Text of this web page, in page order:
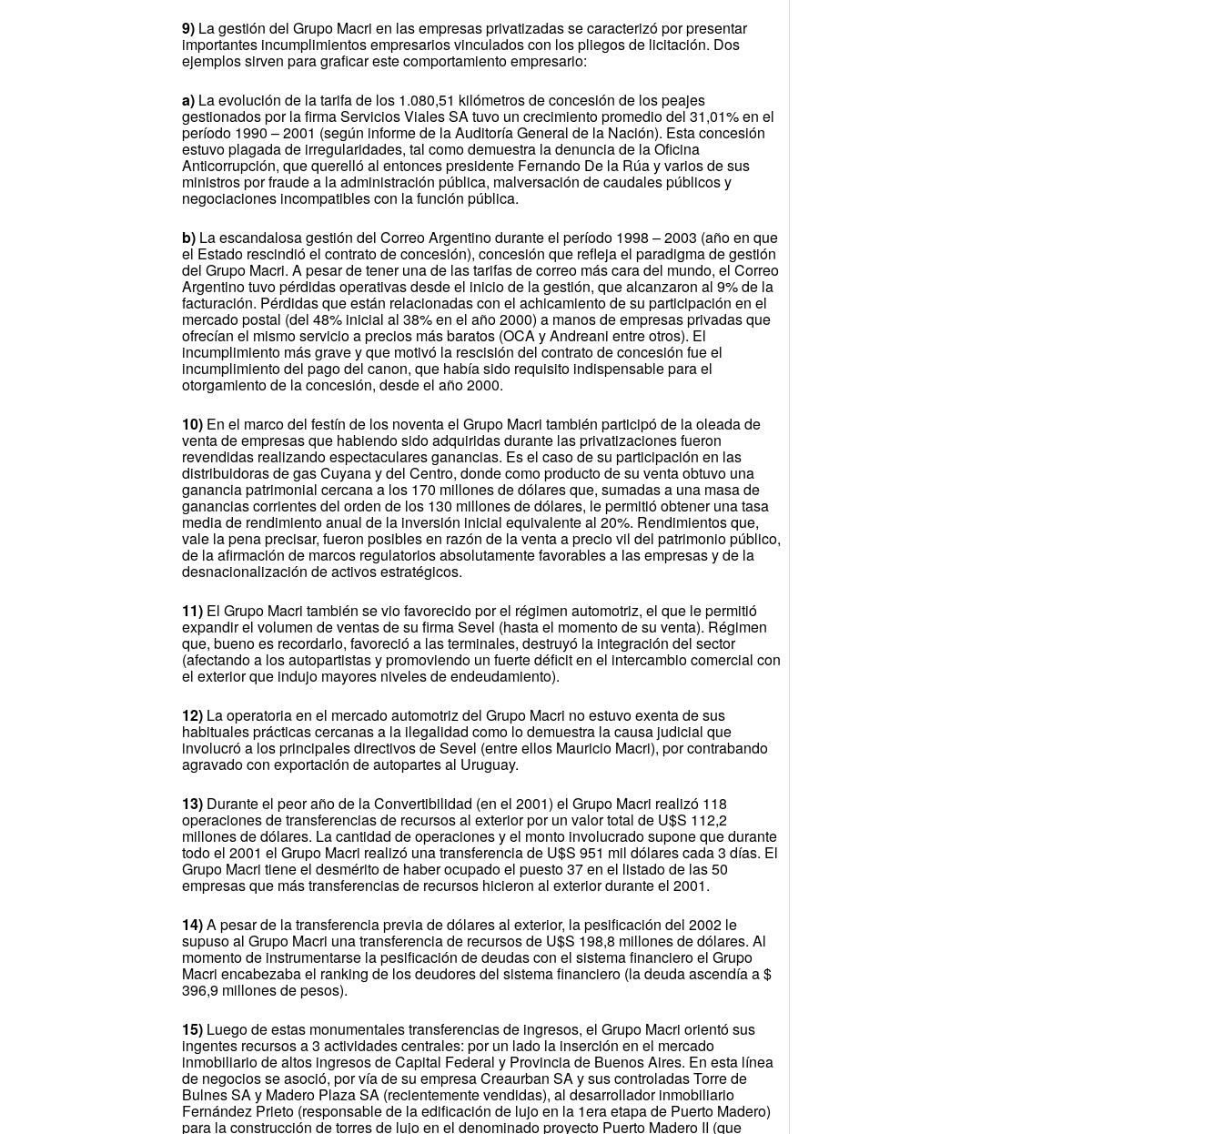
9) La gestión del Grupo Macri en las empresas privatizadas se caracterizó por presentar
importantes incumplimientos empresarios vinculados con los pliegos de licitación. Dos
ejemplos sirven para graficar este comportamiento empresario:
a) La evolución de la tarifa de los 1.080,51 kilómetros de concesión de los peajes
gestionados por la firma Servicios Viales SA tuvo un crecimiento promedio del 31,01% en el
período 1990 – 2001 (según informe de la Auditoría General de la Nación). Esta concesión
estuvo plagada de irregularidades, tal como demuestra la denuncia de la Oficina
Anticorrupción, que querelló al entonces presidente Fernando De la Rúa y varios de sus
ministros por fraude a la administración pública, malversación de caudales públicos y
negociaciones incompatibles con la función pública.
b) La escandalosa gestión del Correo Argentino durante el período 1998 – 2003 (año en que
el Estado rescindió el contrato de concesión), concesión que refleja el paradigma de gestión
del Grupo Macri. A pesar de tener una de las tarifas de correo más cara del mundo, el Correo
Argentino tuvo pérdidas operativas desde el inicio de la gestión, que alcanzaron al 9% de la
facturación. Pérdidas que están relacionadas con el achicamiento de su participación en el
mercado postal (del 48% inicial al 38% en el año 2000) a manos de empresas privadas que
ofrecían el mismo servicio a precios más baratos (OCA y Andreani entre otros). El
incumplimiento más grave y que motivó la rescisión del contrato de concesión fue el
incumplimiento del pago del canon, que había sido requisito indispensable para el
otorgamiento de la concesión, desde el año 2000.
10) En el marco del festín de los noventa el Grupo Macri también participó de la oleada de
venta de empresas que habiendo sido adquiridas durante las privatizaciones fueron
revendidas realizando espectaculares ganancias. Es el caso de su participación en las
distribuidoras de gas Cuyana y del Centro, donde como producto de su venta obtuvo una
ganancia patrimonial cercana a los 170 millones de dólares que, sumadas a una masa de
ganancias corrientes del orden de los 130 millones de dólares, le permitió obtener una tasa
media de rendimiento anual de la inversión inicial equivalente al 20%. Rendimientos que,
vale la pena precisar, fueron posibles en razón de la venta a precio vil del patrimonio público,
de la afirmación de marcos regulatorios absolutamente favorables a las empresas y de la
desnacionalización de activos estratégicos.
11) El Grupo Macri también se vio favorecido por el régimen automotriz, el que le permitió
expandir el volumen de ventas de su firma Sevel (hasta el momento de su venta). Régimen
que, bueno es recordarlo, favoreció a las terminales, destruyó la integración del sector
(afectando a los autopartistas y promoviendo un fuerte déficit en el intercambio comercial con
el exterior que indujo mayores niveles de endeudamiento).
12) La operatoria en el mercado automotriz del Grupo Macri no estuvo exenta de sus
habituales prácticas cercanas a la ilegalidad como lo demuestra la causa judicial que
involucró a los principales directivos de Sevel (entre ellos Mauricio Macri), por contrabando
agravado con exportación de autopartes al Uruguay.
13) Durante el peor año de la Convertibilidad (en el 2001) el Grupo Macri realizó 118
operaciones de transferencias de recursos al exterior por un valor total de U$S 112,2
millones de dólares. La cantidad de operaciones y el monto involucrado supone que durante
todo el 2001 el Grupo Macri realizó una transferencia de U$S 951 mil dólares cada 3 días. El
Grupo Macri tiene el desmérito de haber ocupado el puesto 37 en el listado de las 50
empresas que más transferencias de recursos hicieron al exterior durante el 2001.
14)A pesar de la transferencia previa de dólares al exterior, la pesificación del 2002 le
supuso al Grupo Macri una transferencia de recursos de U$S 198,8 millones de dólares. Al
momento de instrumentarse la pesificación de deudas con el sistema financiero el Grupo
Macri encabezaba el ranking de los deudores del sistema financiero (la deuda ascendía a $
396,9 millones de pesos).
15) Luego de estas monumentales transferencias de ingresos, el Grupo Macri orientó sus
ingentes recursos a 3 actividades centrales: por un lado la inserción en el mercado
inmobiliario de altos ingresos de Capital Federal y Provincia de Buenos Aires. En esta línea
de negocios se asoció, por vía de su empresa Creaurban SA y sus controladas Torre de
Bulnes SA y Madero Plaza SA (recientemente vendidas), al desarrollador inmobiliario
Fernández Prieto (responsable de la edificación de lujo en la 1era etapa de Puerto Madero)
para la construcción de torres de lujo en el denominado proyecto Puerto Madero II (que